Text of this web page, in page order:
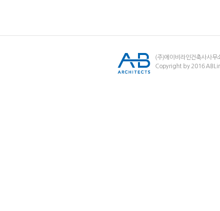
(주)에이비라인건축사사무
Copyright by 2016